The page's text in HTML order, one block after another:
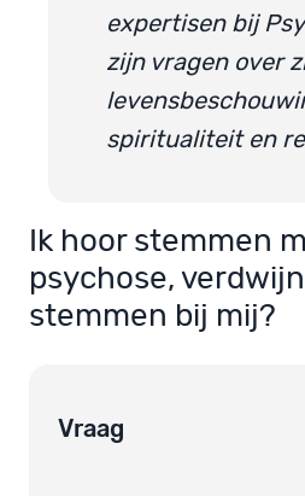
expertisen bij
zijn vragen over
spiritualiteit en
Ik hoor stemmen
psychose,
stemmen bij mij?
Vraag